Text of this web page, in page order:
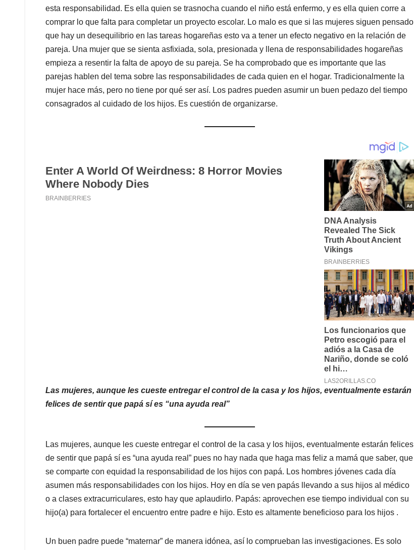
esta responsabilidad. Es ella quien se trasnocha cuando el niño está enfermo, y es ella quien corre a
comprar lo que falta para completar un proyecto escolar. Lo malo es que si las mujeres siguen pensado
que hay un desequilibrio en las tareas hogareñas esto va a tener un efecto negativo en la relación de
pareja. Una mujer que se sienta asfixiada, sola, presionada y llena de responsabilidades hogareñas
empieza a resentir la falta de apoyo de su pareja. Se ha comprobado que es importante que las
parejas hablen del tema sobre las responsabilidades de cada quien en el hogar. Tradicionalmente la
mujer hace más, pero no tiene por qué ser así. Los padres pueden asumir un buen pedazo del tiempo
consagrados al cuidado de los hijos. Es cuestión de organizarse.
Las mujeres, aunque les cueste entregar el control de la casa y los hijos, eventualmente estarán
felices de sentir que papá sí es “una ayuda real”
Las mujeres, aunque les cueste entregar el control de la casa y los hijos, eventualmente estarán felices
de sentir que papá sí es “una ayuda real” pues no hay nada que haga mas feliz a mamá que saber, que
se comparte con equidad la responsabilidad de los hijos con papá. Los hombres jóvenes cada día
asumen más responsabilidades con los hijos. Hoy en día se ven papás llevando a sus hijos al médico
o a clases extracurriculares, esto hay que aplaudirlo. Papás: aprovechen ese tiempo individual con su
hijo(a) para fortalecer el encuentro entre padre e hijo. Esto es altamente beneficioso para los hijos .
Un buen padre puede “maternar” de manera idónea, así lo comprueban las investigaciones. Es solo